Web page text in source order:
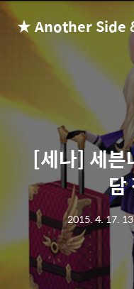
★ Another Side
[세나] 세븐
담
2015. 4. 17.